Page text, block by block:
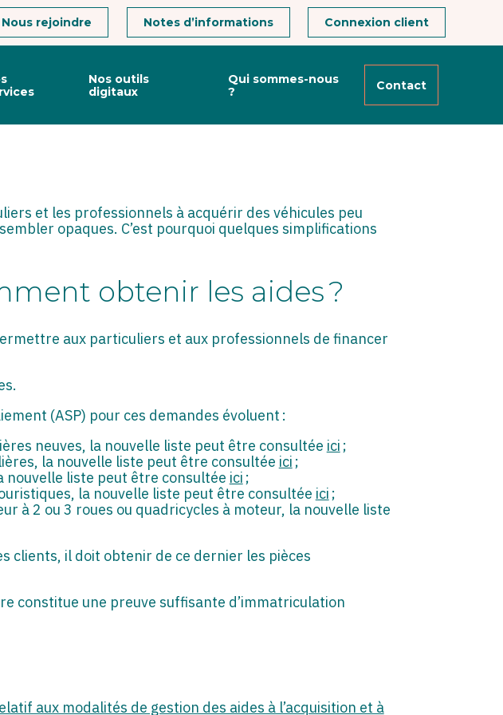
Connexion client
Notes d’informations
Nous rejoindre
Nos outils
digitaux
Qui sommes-nous
?
Contact
et les professionnels à acquérir des véhicules peu
opaques. C’est pourquoi quelques simplifications
obtenir les aides ?
aux particuliers et aux professionnels de financer
(ASP) pour ces demandes évoluent :
neuves, la nouvelle liste peut être consultée ici ;
la nouvelle liste peut être consultée ici ;
nouvelle liste peut être consultée ici ;
la nouvelle liste peut être consultée ici ;
à 2 ou 3 roues ou quadricycles à moteur, la nouvelle liste
clients, il doit obtenir de ce dernier les pièces
constitue une preuve suffisante d’immatriculation
aux modalités de gestion des aides à l’acquisition et à